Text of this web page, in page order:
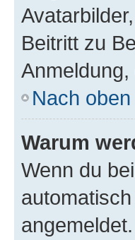
Beitritt zu
Nach oben
Warum
Wenn du